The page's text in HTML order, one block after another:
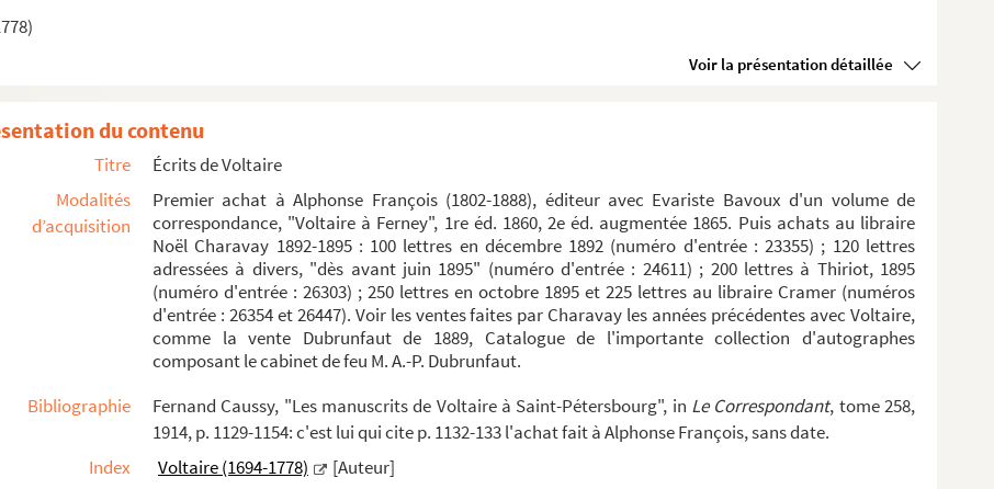
Voir la présentation détaillée
Musique par Mr. Rameau. Composée en 1735
dom Philippes d’Orélie
le 30 novembre 1761 traduit de l’hébreu
de M. Le Franc de Pompignan du 4e janv. 1764
du contenu
Titre
Écrits de Voltaire
Modalités
d’acquisition
Premier achat à Alphonse François (1802-1888), éditeur avec Evariste Bavoux d'un volume de
correspondance, "Voltaire à Ferney", 1re éd. 1860, 2e éd. augmentée 1865. Puis achats au libraire
Noël Charavay 1892-1895 : 100 lettres en décembre 1892 (numéro d'entrée : 23355) ; 120 lettres
adressées à divers, "dès avant juin 1895" (numéro d'entrée : 24611) ; 200 lettres à Thiriot, 1895
(numéro d'entrée : 26303) ; 250 lettres en octobre 1895 et 225 lettres au libraire Cramer (numéros
d'entrée : 26354 et 26447). Voir les ventes faites par Charavay les années précédentes avec Voltaire,
comme la vente Dubrunfaut de 1889, Catalogue de l'importante collection d'autographes
composant le cabinet de feu M. A.-P. Dubrunfaut.
Bibliographie
Fernand Caussy, "Les manuscrits de Voltaire à Saint-Pétersbourg", in Le Correspondant, tome 258,
1914, p. 1129-1154: c'est lui qui cite p. 1132-133 l'achat fait à Alphonse François, sans date.
Index
Voltaire (1694-1778) [Auteur]